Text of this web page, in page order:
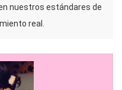
nuestros estándares de
real.